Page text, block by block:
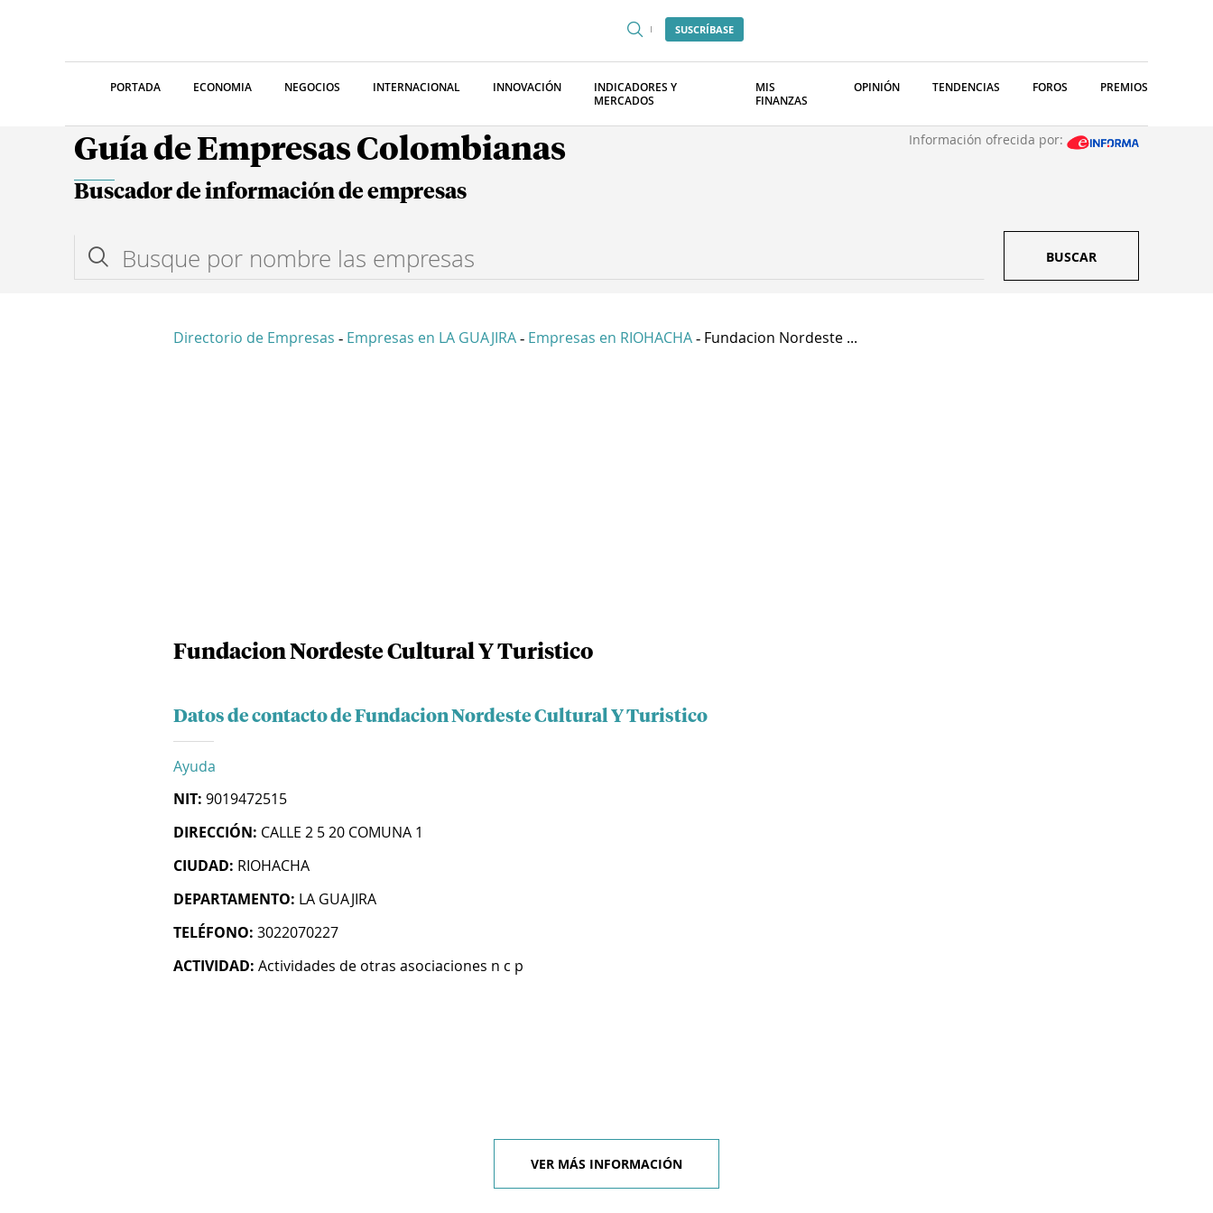
SUSCRÍBASE
PORTADA ECONOMIA NEGOCIOS INTERNACIONAL INNOVACIÓN
INDICADORES Y
MERCADOS
MIS
FINANZAS
OPINIÓN TENDENCIAS FOROS PREMIOS
Guía de Empresas Colombianas Información ofrecida por:
Buscador de información de empresas
BUSCAR
Directorio de Empresas - Empresas en LA GUAJIRA - Empresas en RIOHACHA - Fundacion Nordeste ...
Fundacion Nordeste Cultural Y Turistico
Datos de contacto de Fundacion Nordeste Cultural Y Turistico
Ayuda
NIT: 9019472515
DIRECCIÓN: CALLE 2 5 20 COMUNA 1
CIUDAD: RIOHACHA
DEPARTAMENTO: LA GUAJIRA
TELÉFONO: 3022070227
ACTIVIDAD: Actividades de otras asociaciones n c p
VER MÁS INFORMACIÓN